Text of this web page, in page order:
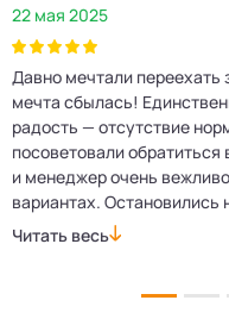
22 мая 2025
Давно мечтали переехать
мечта сбылась!
радость — отсутствие
посоветовали
и менеджер очень
вариантах. Остановились
Монтажники приехали
Читать весь